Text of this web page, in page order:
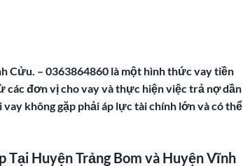
Cửu. – 0363864860 là một hình thức vay tiền
đơn vị cho vay và thực hiện việc trả nợ dần
không gặp phải áp lực tài chính lớn và có thể
Tại Huyện Trảng Bom và Huyện Vĩnh